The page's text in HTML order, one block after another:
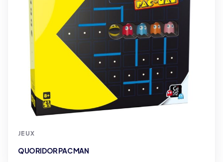
JEUX
QUORIDOR PAC MAN